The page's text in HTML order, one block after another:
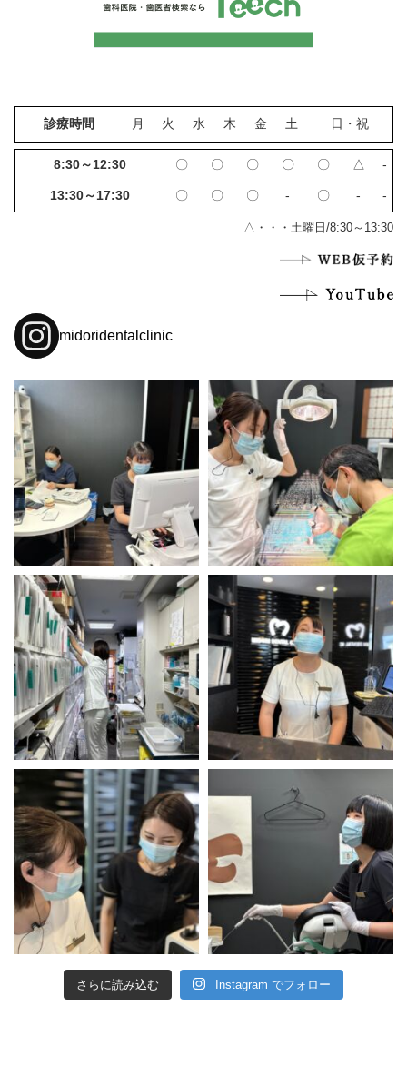
診療時間 月 火 水 木 金 土 日・祝
8:30～12:30 〇 〇 〇 〇 〇 △ ‐
13:30～17:30 〇 〇 〇 ‐ 〇 ‐ ‐
△・・・土曜日/8:30～13:30
midoridentalclinic
さらに読み込む Instagram でフォロー